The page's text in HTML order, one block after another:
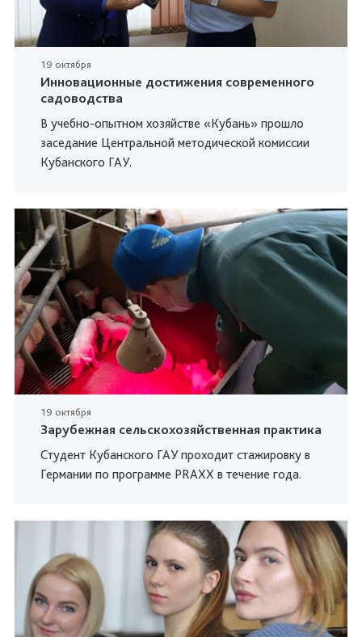
19 октября
Инновационные достижения современного
садоводства
В учебно-опытном хозяйстве «Кубань» прошло
заседание Центральной методической комиссии
Кубанского ГАУ.
19 октября
Зарубежная сельскохозяйственная практика
Студент Кубанского ГАУ проходит стажировку в
Германии по программе PRAXX в течение года.